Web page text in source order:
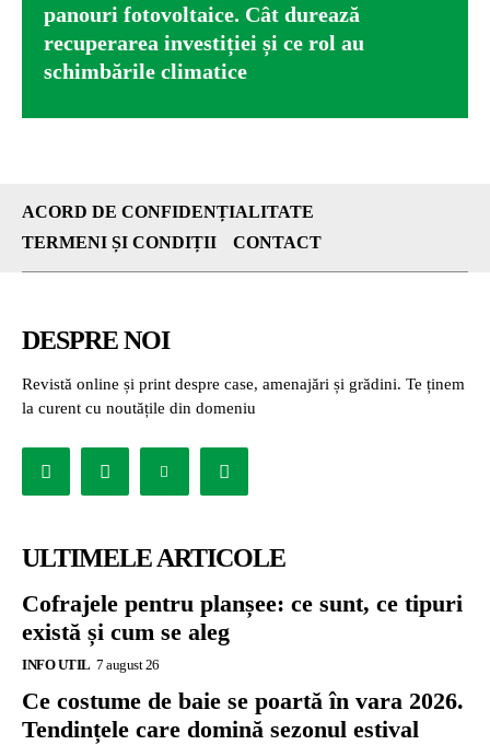
panouri fotovoltaice. Cât durează
recuperarea investiției și ce rol au
schimbările climatice
ACORD DE CONFIDENȚIALITATE
TERMENI ȘI CONDIȚII
CONTACT
DESPRE NOI
Revistă online și print despre case, amenajări și grădini. Te ținem
la curent cu noutățile din domeniu
ULTIMELE ARTICOLE
Cofrajele pentru planșee: ce sunt, ce tipuri
există și cum se aleg
INFO UTIL 7 august 26
Ce costume de baie se poartă în vara 2026.
Tendințele care domină sezonul estival